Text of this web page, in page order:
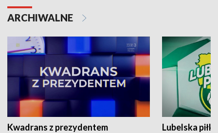
ARCHIWALNE
Kwadrans z prezydentem Lubelska piłka